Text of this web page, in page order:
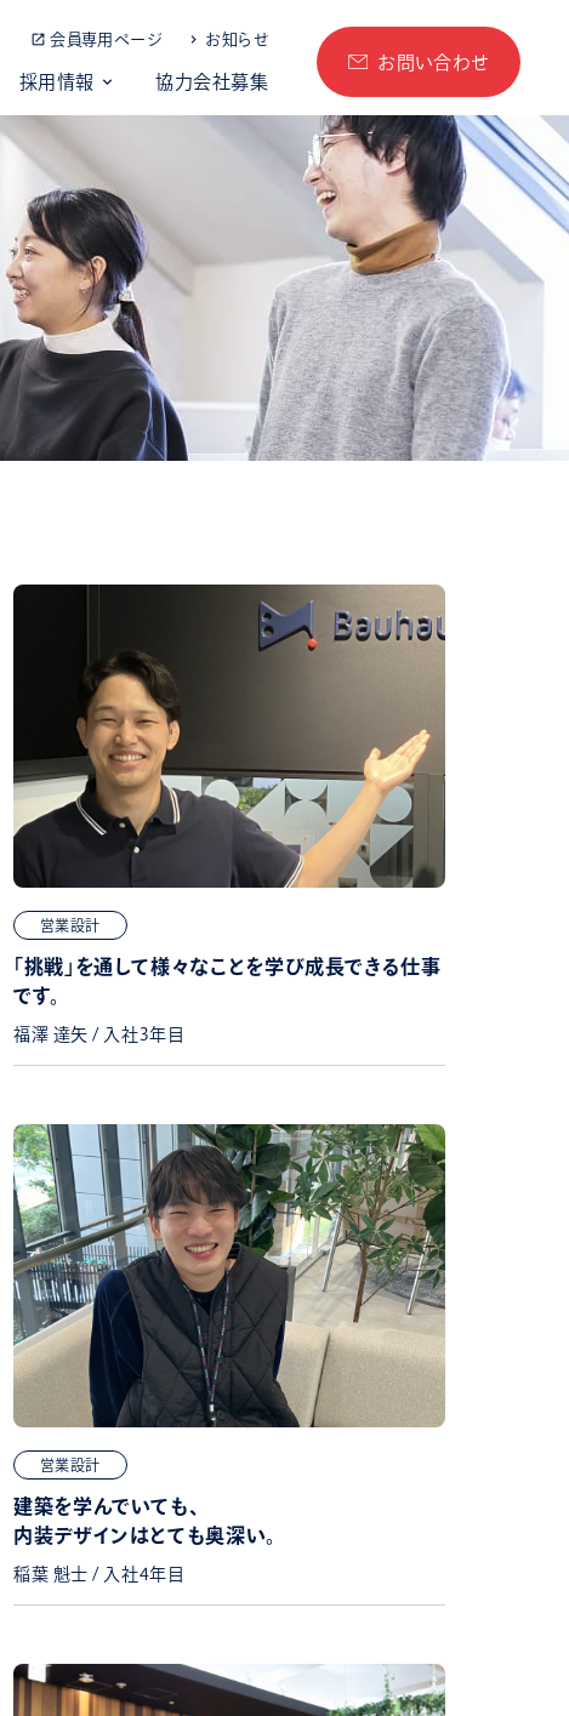
会員専用ページ お知らせ
採用情報 協力会社募集
お問い合わせ
営業設計
「挑戦」を通して様々なことを学び成長できる仕事
です。
福澤 達矢 / 入社3年目
営業設計
建築を学んでいても、
内装デザインはとても奥深い。
稲葉 魁士 / 入社4年目